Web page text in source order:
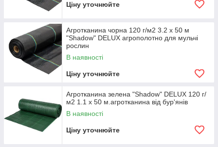
Ціну уточнюйте
Агротканина чорна 120 г/м2 3.2 х 50 м
"Shadow" DELUX агрополотно для мульчі
рослин
В наявності
Ціну уточнюйте
Агротканина зелена "Shadow" DELUX 120 г/
м2 1.1 х 50 м.агротканина від бур'янів
В наявності
Ціну уточнюйте